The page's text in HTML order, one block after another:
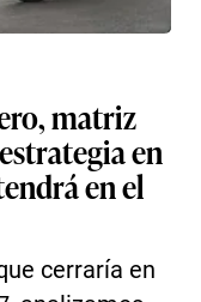
matriz
en
en el
cerraría en